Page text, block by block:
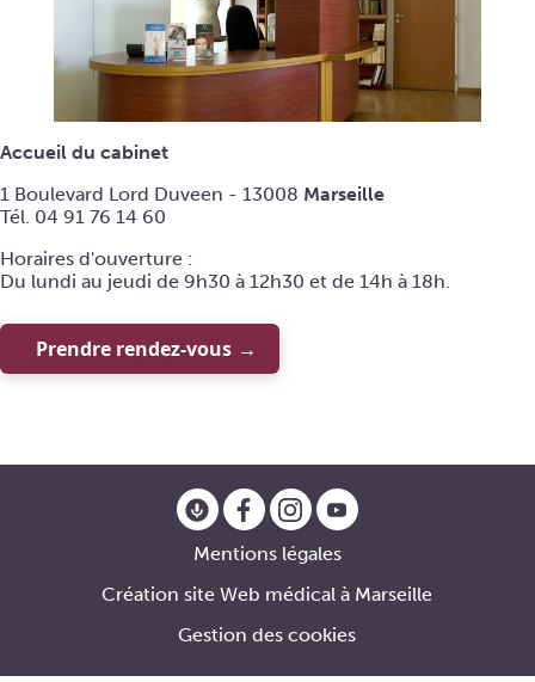
Accueil du cabinet
1 Boulevard Lord Duveen - 13008 Marseille
Tél. 04 91 76 14 60
Horaires d'ouverture :
Du lundi au jeudi de 9h30 à 12h30 et de 14h à 18h.
Prendre rendez-vous
Mentions légales
Création site Web médical à Marseille
Gestion des cookies